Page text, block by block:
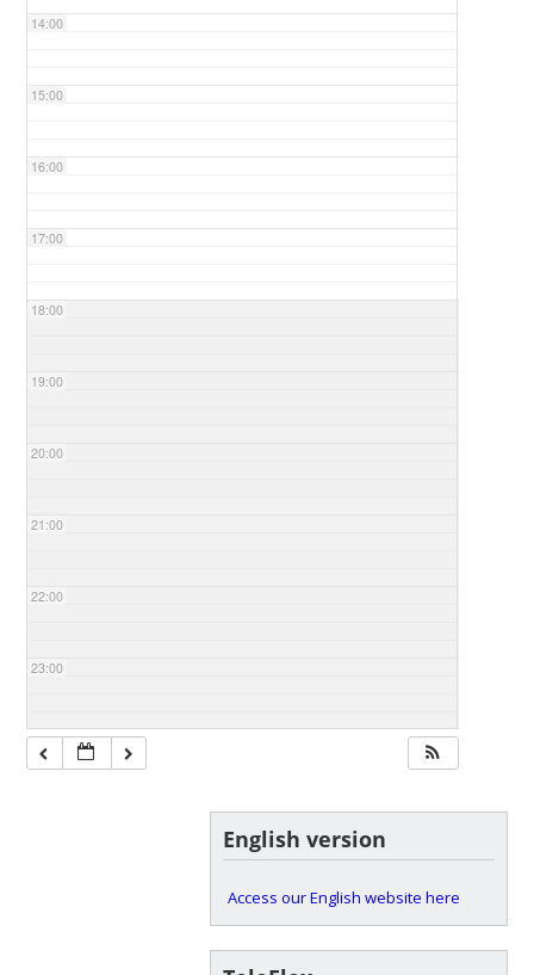
14:00
15:00
16:00
17:00
18:00
19:00
20:00
21:00
22:00
23:00
English version
Access our English website here